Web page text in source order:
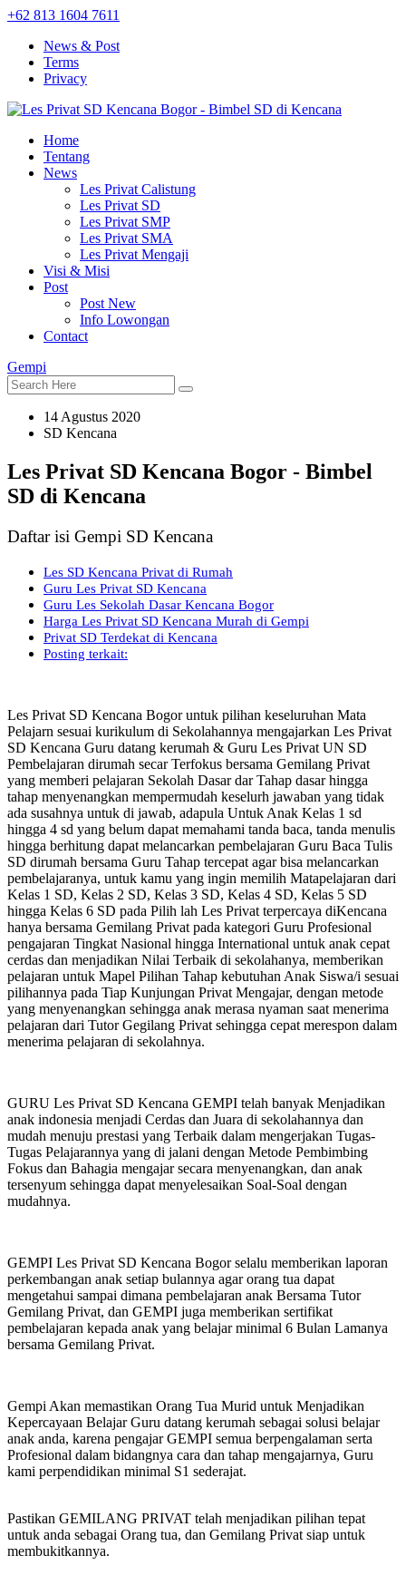
+62 813 1604 7611
News & Post
Terms
Privacy
Home
Tentang
News
Les Privat Calistung
Les Privat SD
Les Privat SMP
Les Privat SMA
Les Privat Mengaji
Visi & Misi
Post
Post New
Info Lowongan
Contact
Gempi
14 Agustus 2020
SD Kencana
Les Privat SD Kencana Bogor - Bimbel
SD di Kencana
Daftar isi Gempi SD Kencana
Les SD Kencana Privat di Rumah
Guru Les Privat SD Kencana
Guru Les Sekolah Dasar Kencana Bogor
Harga Les Privat SD Kencana Murah di Gempi
Privat SD Terdekat di Kencana
Posting terkait:
Les Privat SD Kencana Bogor untuk pilihan keseluruhan Mata
Pelajarn sesuai kurikulum di Sekolahannya mengajarkan Les Privat
SD Kencana Guru datang kerumah & Guru Les Privat UN SD
Pembelajaran dirumah secar Terfokus bersama Gemilang Privat
yang memberi pelajaran Sekolah Dasar dar Tahap dasar hingga
tahap menyenangkan mempermudah keselurh jawaban yang tidak
ada susahnya untuk di jawab, adapula Untuk Anak Kelas 1 sd
hingga 4 sd yang belum dapat memahami tanda baca, tanda menulis
hingga berhitung dapat melancarkan pembelajaran Guru Baca Tulis
SD dirumah bersama Guru Tahap tercepat agar bisa melancarkan
pembelajaranya, untuk kamu yang ingin memilih Matapelajaran dari
Kelas 1 SD, Kelas 2 SD, Kelas 3 SD, Kelas 4 SD, Kelas 5 SD
hingga Kelas 6 SD pada Pilih lah Les Privat terpercaya diKencana
hanya bersama Gemilang Privat pada kategori Guru Profesional
pengajaran Tingkat Nasional hingga International untuk anak cepat
cerdas dan menjadikan Nilai Terbaik di sekolahanya, memberikan
pelajaran untuk Mapel Pilihan Tahap kebutuhan Anak Siswa/i sesuai
pilihannya pada Tiap Kunjungan Privat Mengajar, dengan metode
yang menyenangkan sehingga anak merasa nyaman saat menerima
pelajaran dari Tutor Gegilang Privat sehingga cepat merespon dalam
menerima pelajaran di sekolahnya.
GURU Les Privat SD Kencana GEMPI telah banyak Menjadikan
anak indonesia menjadi Cerdas dan Juara di sekolahannya dan
mudah menuju prestasi yang Terbaik dalam mengerjakan Tugas-
Tugas Pelajarannya yang di jalani dengan Metode Pembimbing
Fokus dan Bahagia mengajar secara menyenangkan, dan anak
tersenyum sehingga dapat menyelesaikan Soal-Soal dengan
mudahnya.
GEMPI Les Privat SD Kencana Bogor selalu memberikan laporan
perkembangan anak setiap bulannya agar orang tua dapat
mengetahui sampai dimana pembelajaran anak Bersama Tutor
Gemilang Privat, dan GEMPI juga memberikan sertifikat
pembelajaran kepada anak yang belajar minimal 6 Bulan Lamanya
bersama Gemilang Privat.
Gempi Akan memastikan Orang Tua Murid untuk Menjadikan
Kepercayaan Belajar Guru datang kerumah sebagai solusi belajar
anak anda, karena pengajar GEMPI semua berpengalaman serta
Profesional dalam bidangnya cara dan tahap mengajarnya, Guru
kami perpendidikan minimal S1 sederajat.
Pastikan GEMILANG PRIVAT telah menjadikan pilihan tepat
untuk anda sebagai Orang tua, dan Gemilang Privat siap untuk
membukitkannya.